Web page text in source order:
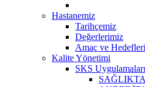
Hastanemiz
Tarihçemiz
Değerlerimiz
Amaç ve
Kalite Yönetimi
SKS Uygulamaları